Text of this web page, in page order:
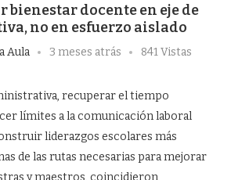
bienestar docente en eje de
no en esfuerzo aislado
Aula 3 meses atrás 841 Vistas
recuperar el tiempo
límites a la comunicación laboral
liderazgos escolares más
de las rutas necesarias para mejorar
y maestros, coincidieron